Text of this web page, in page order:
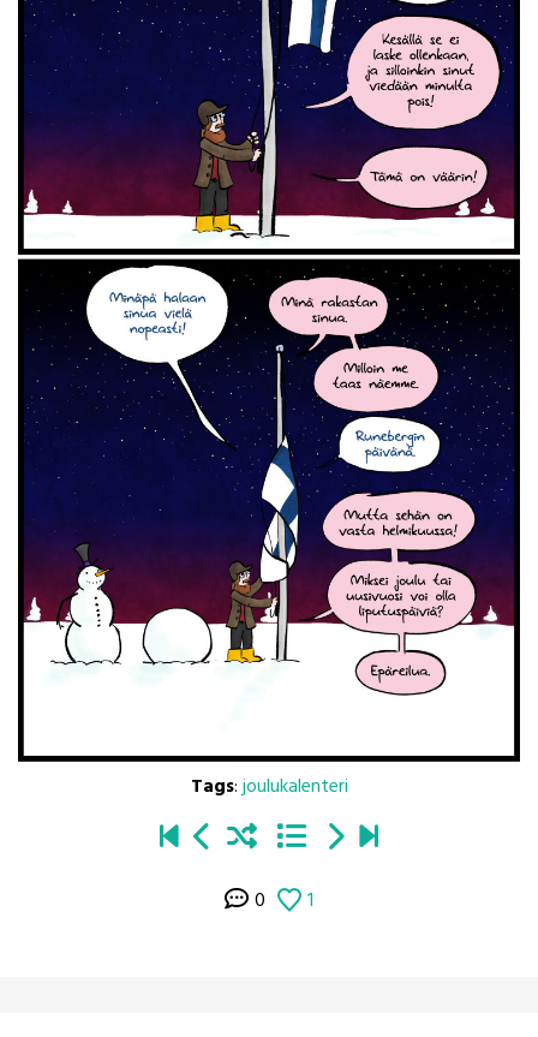
Tags:joulukalenteri
0 1